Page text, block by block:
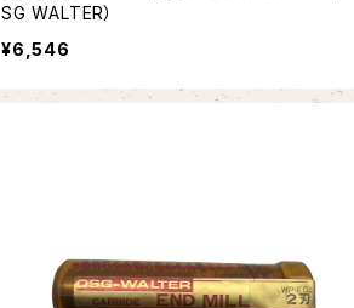
SG WALTER）
¥6,546